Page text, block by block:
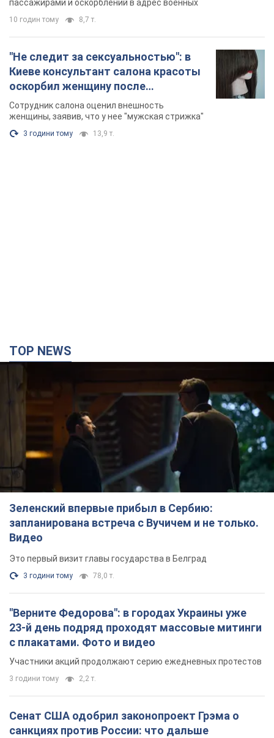
пассажирами и оскорблений в адрес военных
10 годин тому 8,7 т.
"Не следит за сексуальностью": в
Киеве консультант салона красоты
оскорбил женщину после
химиотерапии, разгорелся скандал.
Фото
Сотрудник салона оценил внешность
женщины, заявив, что у нее "мужская стрижка"
3 години тому 13,9 т.
TOP NEWS
Зеленский впервые прибыл в Сербию:
запланирована встреча с Вучичем и не только.
Видео
Это первый визит главы государства в Белград
3 години тому 78,0 т.
"Верните Федорова": в городах Украины уже
23-й день подряд проходят массовые митинги
с плакатами. Фото и видео
Участники акций продолжают серию ежедневных протестов
3 години тому 2,2 т.
Сенат США одобрил законопроект Грэма о
санкциях против России: что дальше